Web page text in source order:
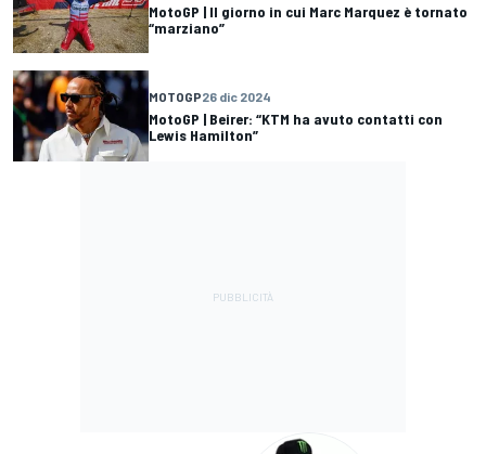
MotoGP | Il giorno in cui Marc Marquez è tornato
“marziano”
MOTOGP26 dic 2024
MotoGP | Beirer: “KTM ha avuto contatti con
Lewis Hamilton”